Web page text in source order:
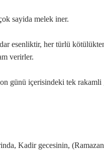
sayida melek iner.
esenliktir, her türlü
verirler.
günü içerisindeki tek
Kadir gecesinin,